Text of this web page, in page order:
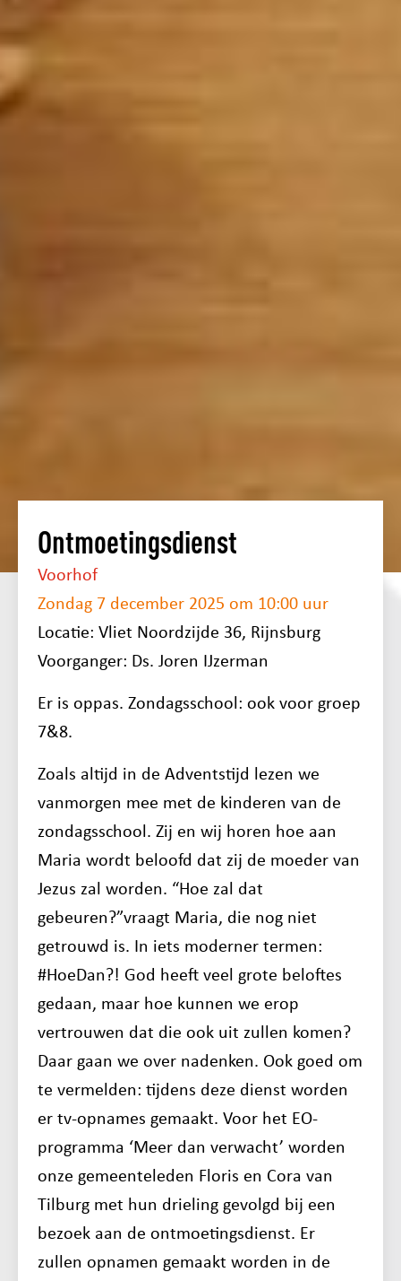
Ontmoetingsdienst
Voorhof
Zondag 7 december 2025 om 10:00 uur
Locatie: Vliet Noordzijde 36, Rijnsburg
Voorganger: Ds. Joren IJzerman
Er is oppas. Zondagsschool: ook voor groep
7&8.
Zoals altijd in de Adventstijd lezen we
vanmorgen mee met de kinderen van de
zondagsschool. Zij en wij horen hoe aan
Maria wordt beloofd dat zij de moeder van
Jezus zal worden. “Hoe zal dat
gebeuren?”vraagt Maria, die nog niet
getrouwd is. In iets moderner termen:
#HoeDan?! God heeft veel grote beloftes
gedaan, maar hoe kunnen we erop
vertrouwen dat die ook uit zullen komen?
Daar gaan we over nadenken. Ook goed om
te vermelden: tijdens deze dienst worden
er tv-opnames gemaakt. Voor het EO-
programma ‘Meer dan verwacht’ worden
onze gemeenteleden Floris en Cora van
Tilburg met hun drieling gevolgd bij een
bezoek aan de ontmoetingsdienst. Er
zullen opnamen gemaakt worden in de